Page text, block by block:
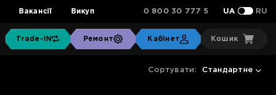
Вакансії Викуп 0 800 30 777 5 UA RU
Trade-IN Ремонт Кабінет Кошик
Сортувати: Стандартне